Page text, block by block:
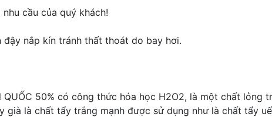
cầu của quý khách!
nắp kín tránh thất thoát do bay hơi.
QUỐC 50% có công thức hóa học H2O2, là một chất lỏng
là chất tẩy trắng mạnh được sử dụng như là chất tẩy